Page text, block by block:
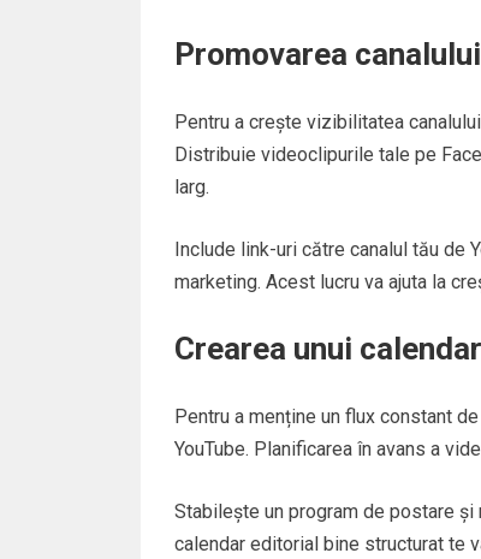
Promovarea
Pentru a crește vizibilitatea
Distribuie videoclipurile tale pe
larg.
Include link-uri către canalul tău de
marketing. Acest lucru va ajuta la
Crearea unui
Pentru a menține un flux constant
YouTube. Planificarea în avans a
Stabilește un program de postare
calendar editorial bine structurat te